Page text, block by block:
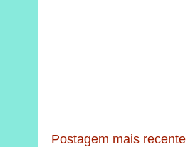
Postagem mais recente